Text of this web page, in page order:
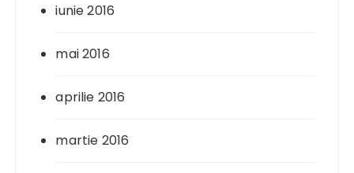
iunie 2016
mai 2016
aprilie 2016
martie 2016